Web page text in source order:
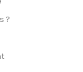
?